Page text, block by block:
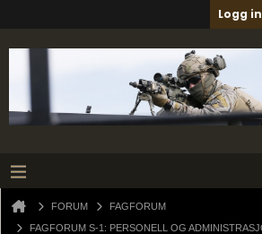
Logg
FORUM
FAGFORUM
FAGFORUM S-1: PERSONELL OG